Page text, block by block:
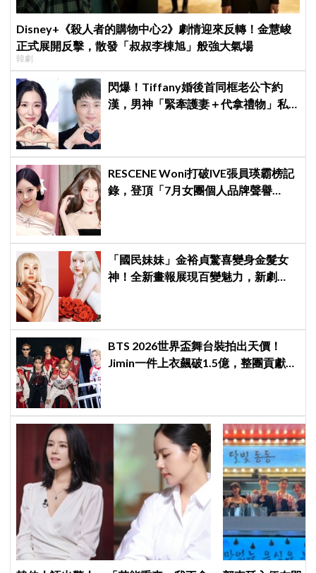
Disney+《殺人者的購物中心2》劇情迎來反轉！金慧峻
正式展開反擊，散發「叔叔李棟旭」般強大氣場
韓劇
閃爆！Tiffany婚後首同框老公卞約
漢，男神「緊牽護妻＋代拿禮物」私
RESCENE Woni打破IVE張員瑛霸榜記
錄，登頂「7月女團個人品牌聲譽
「國民妹妹」金裕貞驚喜變身金髮女
神！全新畫報展現百變魅力，新劇
BTS 2026世界盃舞台裝拍出天價！
Jimin一件上衣飆破1.5億，整團貢獻慈